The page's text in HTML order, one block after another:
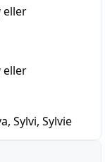
eller
eller
Sylvi, Sylvie